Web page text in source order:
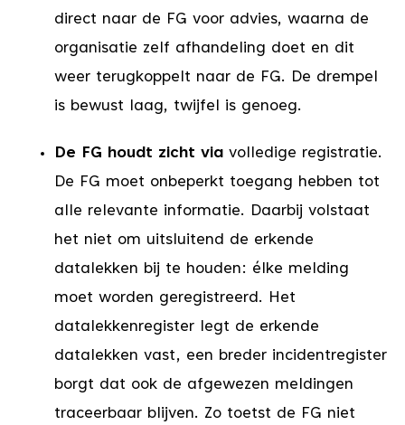
direct naar de FG voor advies, waarna de
organisatie zelf afhandeling doet en dit
weer terugkoppelt naar de FG. De drempel
is bewust laag, twijfel is genoeg.
De FG houdt zicht via volledige registratie.
De FG moet onbeperkt toegang hebben tot
alle relevante informatie. Daarbij volstaat
het niet om uitsluitend de erkende
datalekken bij te houden: élke melding
moet worden geregistreerd. Het
datalekkenregister legt de erkende
datalekken vast, een breder incidentregister
borgt dat ook de afgewezen meldingen
traceerbaar blijven. Zo toetst de FG niet